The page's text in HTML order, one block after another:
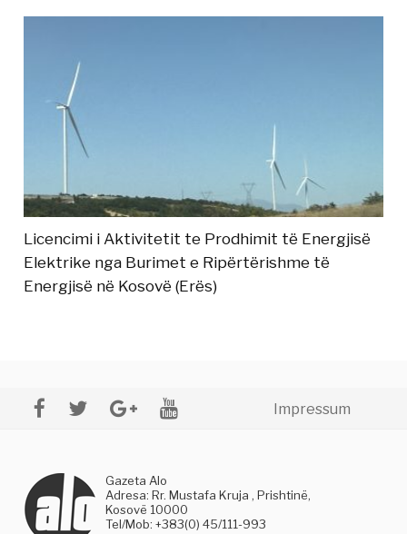
Licencimi i Aktivitetit te Prodhimit të Energjisë
Elektrike nga Burimet e Ripërtërishme të
Energjisë në Kosovë (Erës)
Impressum
Gazeta Alo
Adresa: Rr. Mustafa Kruja , Prishtinë,
Kosovë 10000
Tel/Mob: +383(0) 45/111-993